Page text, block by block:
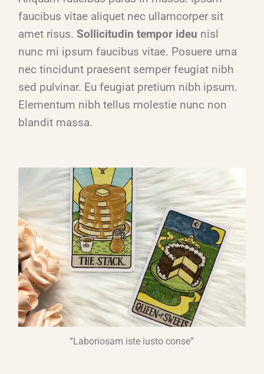
faucibus vitae aliquet nec ullamcorper sit
amet risus.Sollicitudin tempor ideu nisl
nunc mi ipsum faucibus vitae. Posuere urna
nec tincidunt praesent semper feugiat nibh
sed pulvinar. Eu feugiat pretium nibh ipsum.
Elementum nibh tellus molestie nunc non
blandit massa.
“Laboriosam iste iusto conse”